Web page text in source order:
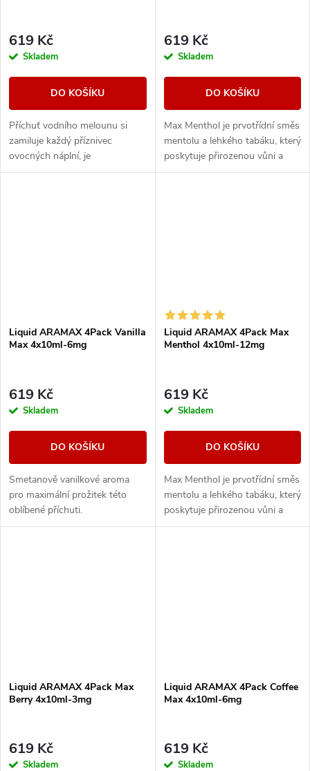
619 Kč
Skladem
DO KOŠÍKU
Příchuť vodního melounu si
zamiluje každý příznivec
ovocných náplní, je
charakteristický svou svěžestí.
619 Kč
Skladem
DO KOŠÍKU
Max Menthol je prvotřídní směs
mentolu a lehkého tabáku, který
poskytuje přirozenou vůni a
maximální osvěžení.
Liquid ARAMAX 4Pack Vanilla
Max 4x10ml-6mg
619 Kč
Skladem
DO KOŠÍKU
Smetanově vanilkové aroma
pro maximální prožitek této
oblíbené příchuti.
Liquid ARAMAX 4Pack Max
Menthol 4x10ml-12mg
619 Kč
Skladem
DO KOŠÍKU
Max Menthol je prvotřídní směs
mentolu a lehkého tabáku, který
poskytuje přirozenou vůni a
maximální osvěžení.
Liquid ARAMAX 4Pack Max
Berry 4x10ml-3mg
619 Kč
Skladem
Liquid ARAMAX 4Pack Coffee
Max 4x10ml-6mg
619 Kč
Skladem